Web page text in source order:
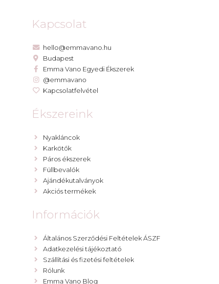
Kapcsolat
hello@emmavano.hu
Budapest
Emma Vano Egyedi Ékszerek
@emmavano
Kapcsolatfelvétel
Ékszereink
Nyakláncok
Karkötők
Páros ékszerek
Füllbevalók
Ajándékutalványok
Akciós termékek
Információk
Általános Szerződési Feltételek ÁSZF
Adatkezelési tájékoztató
Szállítási és fizetési feltételek
Rólunk
Emma Vano Blog